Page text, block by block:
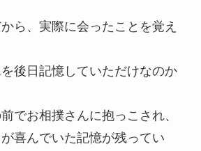
ら、実際に会ったことを覚え
後日記憶していただけなのか
でお相撲さんに抱っこされ、
喜んでいた記憶が残ってい